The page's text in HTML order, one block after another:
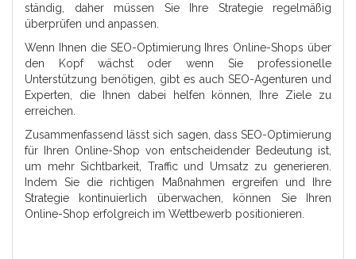
ständig, daher müssen Sie Ihre Strategie regelmäßig
überprüfen und anpassen.
Wenn Ihnen die SEO-Optimierung Ihres Online-Shops über
den Kopf wächst oder wenn Sie professionelle
Unterstützung benötigen, gibt es auch SEO-Agenturen und
Experten, die Ihnen dabei helfen können, Ihre Ziele zu
erreichen.
Zusammenfassend lässt sich sagen, dass SEO-Optimierung
für Ihren Online-Shop von entscheidender Bedeutung ist,
um mehr Sichtbarkeit, Traffic und Umsatz zu generieren.
Indem Sie die richtigen Maßnahmen ergreifen und Ihre
Strategie kontinuierlich überwachen, können Sie Ihren
Online-Shop erfolgreich im Wettbewerb positionieren.